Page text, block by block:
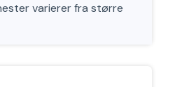
varierer fra større